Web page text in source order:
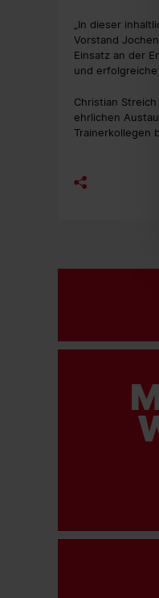
„In dieser
Vorstand
Einsatz an der
und
Christian
ehrlichen
Trainerkollegen